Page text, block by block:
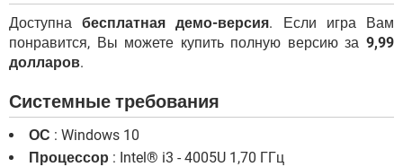
Доступнабесплатная демо-версия. Если игра Вам
понравится, Вы можете купить полную версию за 9,99
долларов.
Системные требования
ОС : Windows 10
Процессор : Intel® i3 - 4005U 1,70 ГГц